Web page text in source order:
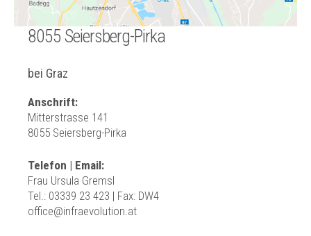
8055 Seiersberg-Pirka
bei Graz
Anschrift:
Mitterstrasse 141
8055 Seiersberg-Pirka
Telefon | Email:
Frau Ursula Gremsl
Tel.: 03339 23 423 | Fax: DW4
office@infraevolution.at